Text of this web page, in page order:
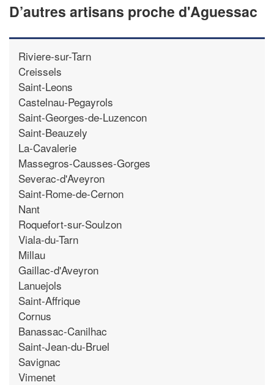
D’autres artisans proche d'Aguessac
Riviere-sur-Tarn
Creissels
Saint-Leons
Castelnau-Pegayrols
Saint-Georges-de-Luzencon
Saint-Beauzely
La-Cavalerie
Massegros-Causses-Gorges
Severac-d'Aveyron
Saint-Rome-de-Cernon
Nant
Roquefort-sur-Soulzon
Viala-du-Tarn
Millau
Gaillac-d'Aveyron
Lanuejols
Saint-Affrique
Cornus
Banassac-Canilhac
Saint-Jean-du-Bruel
Savignac
Vimenet